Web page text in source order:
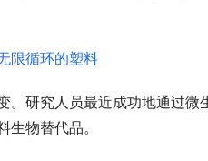
。研究人员最近成功地通过
物替代品。